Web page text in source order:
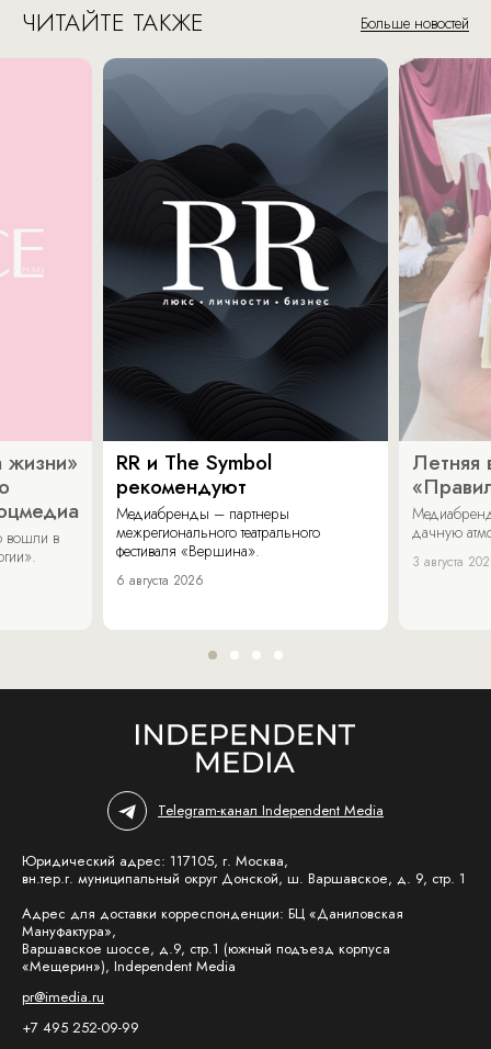
ЧИТАЙТЕ ТАКЖЕ Больше новостей
жизни»
вошли в
RR и The Symbol
рекомендуют
Медиабренды – партнеры
межрегионального театрального
фестиваля «Вершина».
6 августа 2026
Летняя
дачную
3 августа
Telegram-канал Independent Media
Юридический адрес: 117105, г. Москва,
вн.тер.г. муниципальный округ Донской, ш. Варшавское, д. 9, стр. 1
Адрес для доставки корреспонденции: БЦ «Даниловская
Мануфактура»,
Варшавское шоссе, д.9, стр.1 (южный подъезд корпуса
«Мещерин»), Independent Media
pr@imedia.ru
+7 495 252-09-99